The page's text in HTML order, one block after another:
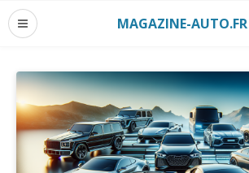
MAGAZINE-AUTO.FR